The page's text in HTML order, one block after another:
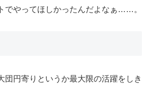
でやってほしかったんだよなぁ……。
団円寄りというか最大限の活躍をしき